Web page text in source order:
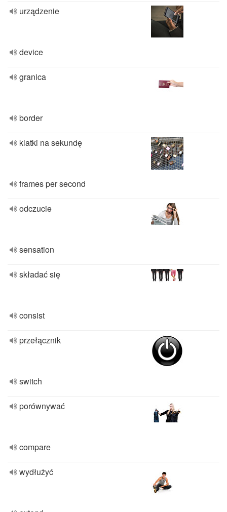
urządzenie
device
granica
border
klatki na sekundę
frames per second
odczucie
sensation
składać się
consist
przełącznik
switch
porównywać
compare
wydłużyć